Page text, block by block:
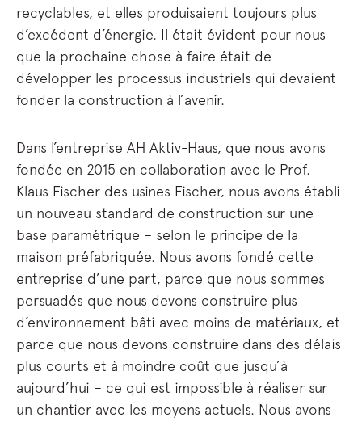
recyclables, et elles produisaient toujours plus
d’excédent d’énergie. Il était évident pour nous
que la prochaine chose à faire était de
développer les processus industriels qui devaient
fonder la construction à l’avenir.
Dans l’entreprise AH Aktiv-Haus, que nous avons
fondée en 2015 en collaboration avec le Prof.
Klaus Fischer des usines Fischer, nous avons établi
un nouveau standard de construction sur une
base paramétrique – selon le principe de la
maison préfabriquée. Nous avons fondé cette
entreprise d’une part, parce que nous sommes
persuadés que nous devons construire plus
d’environnement bâti avec moins de matériaux, et
parce que nous devons construire dans des délais
plus courts et à moindre coût que jusqu’à
aujourd’hui – ce qui est impossible à réaliser sur
un chantier avec les moyens actuels. Nous avons